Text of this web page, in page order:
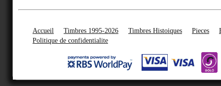
Accueil Timbres 1995-2026 Timbres Histoiques Pieces
Politique de confidentialite